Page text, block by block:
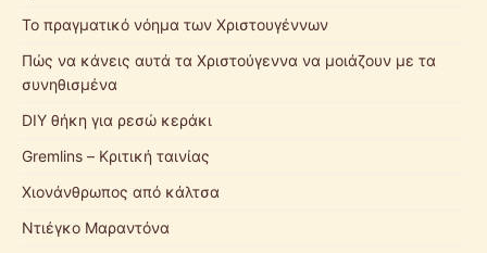
Το πραγματικό νόημα των Χριστουγέννων
Πώς να κάνεις αυτά τα Χριστούγεννα να μοιάζουν με τα
συνηθισμένα
DIY θήκη για ρεσώ κεράκι
Gremlins – Κριτική ταινίας
Χιονάνθρωπος από κάλτσα
Ντιέγκο Μαραντόνα